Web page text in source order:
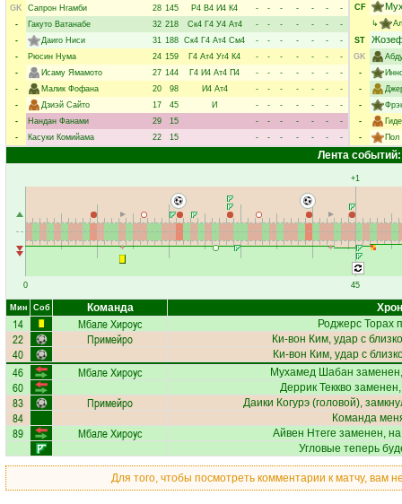
GK
Сапрон Нгамби 28 145 Р4 В4 И4 К4 - - - - - -
-
-
Гакуто Ватанабе 32 218 Ск4 Г4 У4 Ат4 - - - - - -
-
-
Даиго Ниси 31 188 Ск4 Г4 Ат4 См4 - - - - - -
-
-
Рюсин Нума 24 159 Г4 Ат4 Уг4 К4 - - - - - -
-
-
Исаму Ямамото 27 144 Г4 И4 Ат4 П4 - - - - - -
-
-
Малик Фофана 20 98 И4 Ат4 - - - - - -
-
-
Дзиэй Сайто 17 45 И - - - - - -
-
-
Нандан Фанами 29 15 - - - - - -
-
-
Касуки Комийама 22 15 - - - - - - -
CF
↳
ST
GK
-
-
-
-
-
Пол
Лента событий:
0
+1
45
Мин Соб Команда
14 Мбале Хироус Роджерс Торах
22 Примейро Ки-вон Ким, удар с
40 Ки-вон Ким, удар с
46 Мбале Хироус Мухамед Шабан
60 Деррик Теккво
83 Примейро Даики Когурэ(головой),
84 Команда
89 Мбале Хироус Айвен Нтеге заменен,
Угловые теперь
Для того, чтобы посмотреть комментарии к матчу, вам